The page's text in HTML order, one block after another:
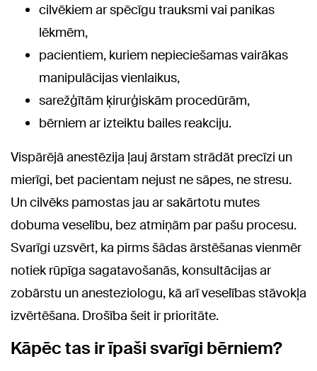
cilvēkiem ar spēcīgu trauksmi vai panikas
lēkmēm,
pacientiem, kuriem nepieciešamas vairākas
manipulācijas vienlaikus,
sarežģītām ķirurģiskām procedūrām,
bērniem ar izteiktu bailes reakciju.
Vispārējā anestēzija ļauj ārstam strādāt precīzi un
mierīgi, bet pacientam nejust ne sāpes, ne stresu.
Un cilvēks pamostas jau ar sakārtotu mutes
dobuma veselību, bez atmiņām par pašu procesu.
Svarīgi uzsvērt, ka pirms šādas ārstēšanas vienmēr
notiek rūpīga sagatavošanās, konsultācijas ar
zobārstu un anesteziologu, kā arī veselības stāvokļa
izvērtēšana. Drošība šeit ir prioritāte.
Kāpēc tas ir īpaši svarīgi bērniem?